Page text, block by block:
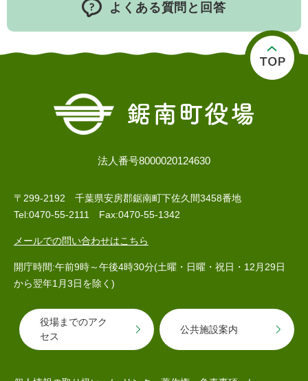
よくある質問と回答
法人番号8000020124630
〒299-2192 千葉県安房郡鋸南町下佐久間3458番地
Tel:0470-55-2111 Fax:0470-55-1342
メールでの問い合わせはこちら
開庁時間:午前9時～午後4時30分(土曜・日曜・祝日・12月29日
から翌年1月3日を除く)
役場までのアク
セス
公共施設案内